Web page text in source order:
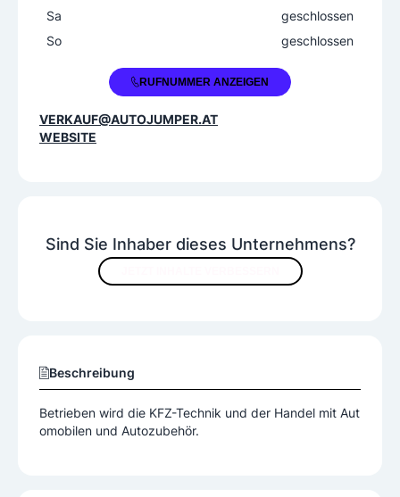
Sind Sie Inhaber dieses Unternehmens?
Beschreibung
Betrieben wird die KFZ-Technik und der Handel mit Aut
omobilen und Autozubehör.
Sa
geschlossen
So
geschlossen
+43 3142 28000RUFNUMMER ANZEIGEN
VERKAUF@AUTOJUMPER.AT
WEBSITE